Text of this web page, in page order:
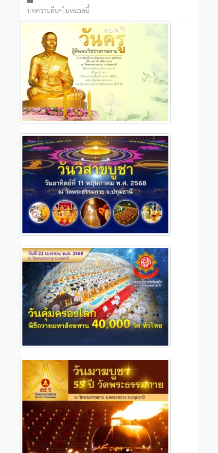
บทความอื่นๆในหมวดนี้